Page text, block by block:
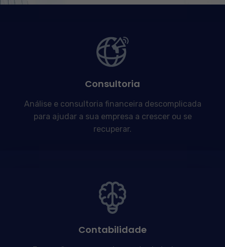
Consultoria
Análise e consultoria financeira descomplicada
para ajudar a sua empresa a crescer ou se
recuperar.
Contabilidade